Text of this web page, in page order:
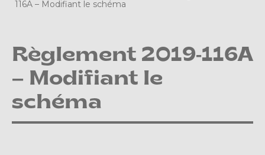
116A – Modifiant le schéma
Règlement 2019-116A
– Modifiant le
schéma